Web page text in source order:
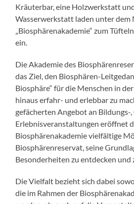
Kräuterbar, eine Holzwerkstatt
Wasserwerkstatt laden unter dem
„Biosphärenakademie“ zum
ein.
Die Akademie des
das Ziel, den Biosphären-
Biosphäre“ für die Menschen in
hinaus erfahr- und erlebbar zu
gefächerten Angebot an Bildungs-,
Erlebnisveranstaltungen eröffnet
Biosphärenakademie vielfältige
Biosphärenreservat, seine
Besonderheiten zu entdecken und
Die Vielfalt bezieht sich dabei
die im Rahmen der